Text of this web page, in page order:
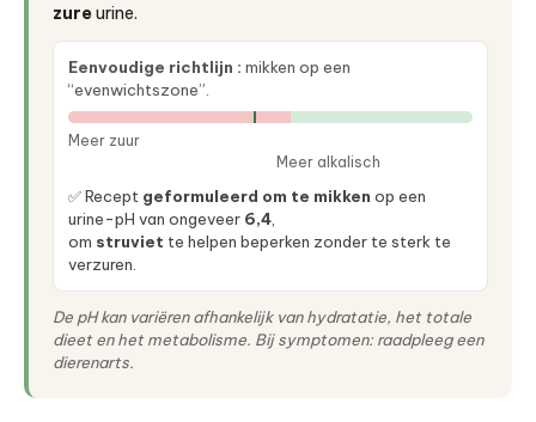
zureurine.
Eenvoudige richtlijn : mikken op een
“evenwichtszone”.
Meer zuur
Meer alkalisch
✅ Recept geformuleerd om te mikken op een
urine-pH van ongeveer 6,4
om struviet te helpen beperken zonder te sterk te
verzuren.
De pH kan variëren afhankelijk van hydratatie, het totale
dieet en het metabolisme. Bij symptomen: raadpleeg een
dierenarts.